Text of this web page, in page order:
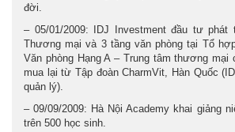
đời.
– 05/01/2009: IDJ Investment đầu tư phát
Thương mại và 3 tầng văn phòng tại Tổ
Văn phòng Hạng A – Trung tâm thương mại
mua lại từ Tập đoàn CharmVit, Hàn Quốc
quản lý).
– 09/09/2009: Hà Nội Academy khai giảng
trên 500 học sinh.